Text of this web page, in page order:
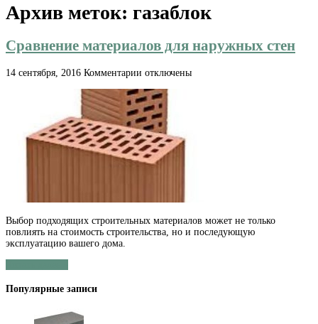
Архив меток: газаблок
Сравнение материалов для наружных стен
14 сентября, 2016 Комментарии к
Сравнение
материалов
для
наружных
стен
отключены
Выбор подходящих строительных материалов может не только
повлиять на стоимость строительства, но и последующую
эксплуатацию вашего дома.
Популярные записи